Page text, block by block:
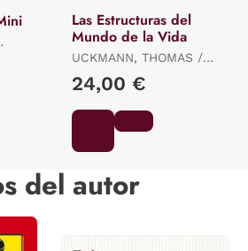
Las Estructuras del
Mundo de la Vida
UCKMANN, THOMAS /
24,00 €
del autor